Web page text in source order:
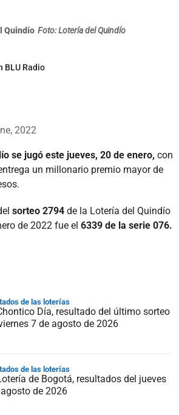
Quindío Foto: Lotería del Quindío
BLU Radio
2022
se jugó este jueves, 20 de enero, con
un millonario premio mayor de
sorteo 2794 de la Lotería del Quindío
de 2022 fue el 6339 de la serie 076.
de las loterías
Día, resultado del último sorteo
7 de agosto de 2026
de las loterías
de Bogotá, resultados del jueves
de 2026